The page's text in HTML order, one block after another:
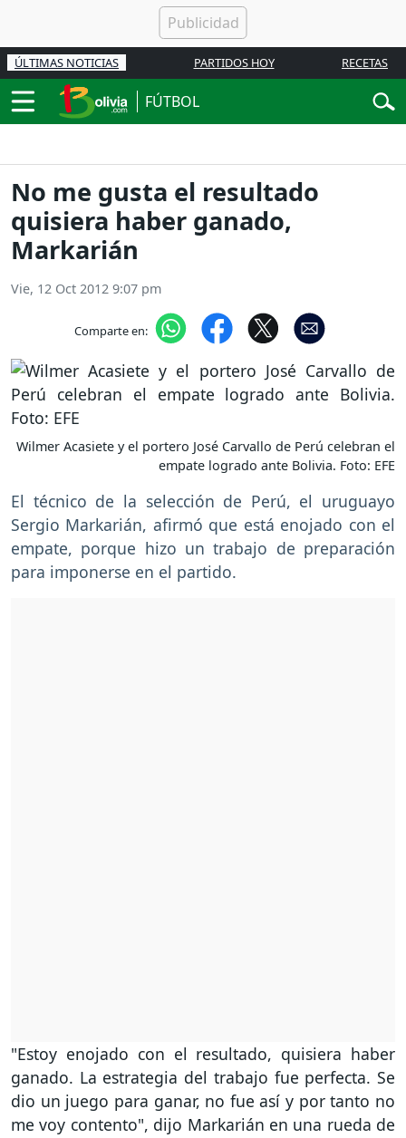
ÚLTIMAS NOTICIAS PARTIDOS HOY RECETAS
FÚTBOL
No me gusta el resultado
quisiera haber ganado,
Markarián
Vie, 12 Oct 2012 9:07 pm
Comparte en:
Wilmer Acasiete y el portero José Carvallo de Perú celebran el
empate logrado ante Bolivia. Foto: EFE
El técnico de la selección de Perú, el uruguayo
Sergio Markarián, afirmó que está enojado con el
empate, porque hizo un trabajo de preparación
para imponerse en el partido.
"Estoy enojado con el resultado, quisiera haber
ganado. La estrategia del trabajo fue perfecta. Se
dio un juego para ganar, no fue así y por tanto no
me voy contento", dijo Markarián en una rueda de